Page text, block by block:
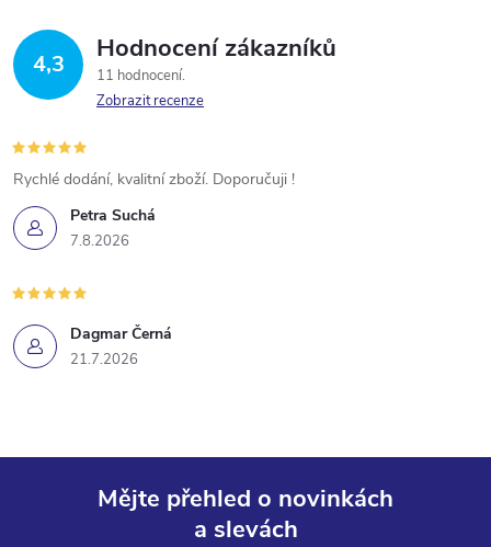
4,3 Hodnocení zákazníků
11 hodnocení
Zobrazit recenze
Petra Suchá
7.8.2026
Rychlé dodání, kvalitní zboží. Doporučuji !
Dagmar Černá
21.7.2026
Mějte přehled o novinkách
a slevách